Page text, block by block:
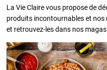
La Vie Claire vous propose de
produits incontournables et nos
et retrouvez-les dans nos